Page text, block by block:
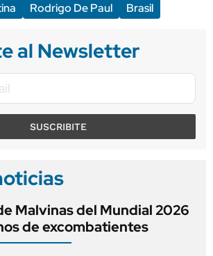
Rodrigo De Paul Brasil
al Newsletter
SUSCRIBITE
Malvinas del Mundial 2026
de excombatientes